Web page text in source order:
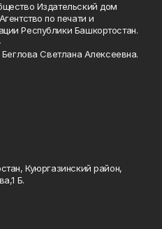
Издательский дом
по печати и
Республики Башкортостан.
Светлана Алексеевна.
Куюргазинский район,
Б.